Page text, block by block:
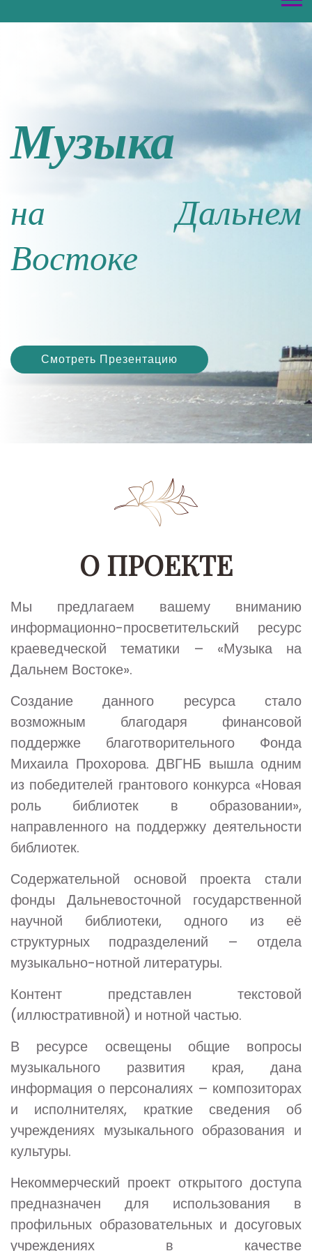
Музыка
на Дальнем
Востоке
Смотреть Презентацию
О ПРОЕКТЕ
Мы предлагаем вашему вниманию
информационно-просветительский ресурс
краеведческой тематики – «Музыка на
Дальнем Востоке».
Создание данного ресурса стало
возможным благодаря финансовой
поддержке благотворительного Фонда
Михаила Прохорова. ДВГНБ вышла одним
из победителей грантового конкурса «Новая
роль библиотек в образовании»,
направленного на поддержку деятельности
библиотек.
Содержательной основой проекта стали
фонды Дальневосточной государственной
научной библиотеки, одного из её
структурных подразделений – отдела
музыкально-нотной литературы.
Контент представлен текстовой
(иллюстративной) и нотной частью.
В ресурсе освещены общие вопросы
музыкального развития края, дана
информация о персоналиях – композиторах
и исполнителях, краткие сведения об
учреждениях музыкального образования и
культуры.
Некоммерческий проект открытого доступа
предназначен для использования в
профильных образовательных и досуговых
учреждениях в качестве